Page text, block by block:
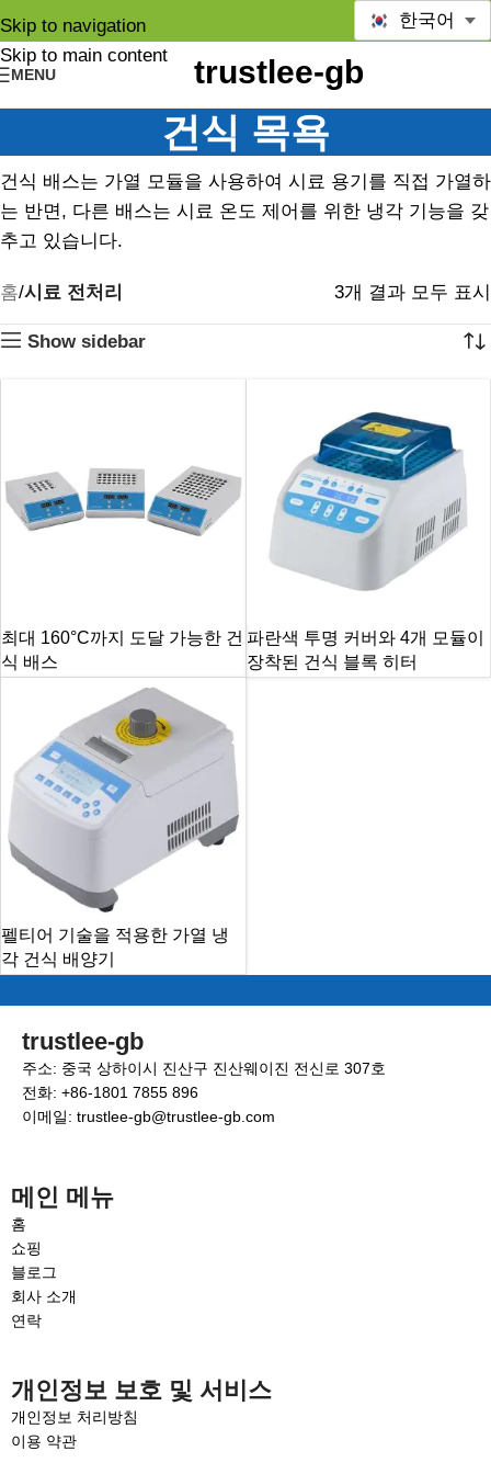
Skip to navigation
Skip to main content
MENU
한국어
건식 목욕
건식 배스는 가열 모듈을 사용하여 시료 용기를 직접 가열하
는 반면, 다른 배스는 시료 온도 제어를 위한 냉각 기능을 갖
추고 있습니다.
홈 시료 전처리 3개 결과 모두 표시
Show sidebar
최대 160°C까지 도달 가능한 건
식 배스
파란색 투명 커버와 4개 모듈이
장착된 건식 블록 히터
펠티어 기술을 적용한 가열 냉
각 건식 배양기
trustlee-gb
주소: 중국 상하이시 진산구 진산웨이진 전신로 307호
전화: +86-1801 7855 896
이메일: trustlee-gb@trustlee-gb.com
메인 메뉴
홈
쇼핑
블로그
회사 소개
연락
개인정보 보호 및 서비스
개인정보 처리방침
이용 약관